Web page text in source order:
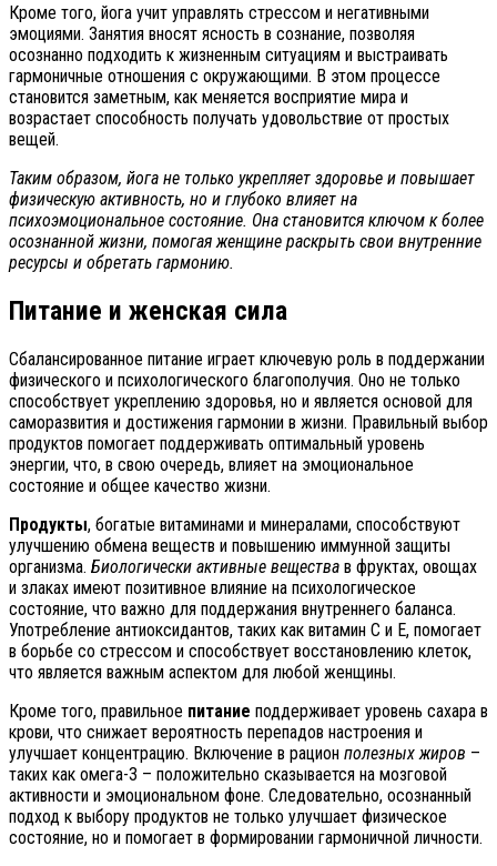
Кроме того, йога учит управлять стрессом и негативными
эмоциями. Занятия вносят ясность в сознание, позволяя
осознанно подходить к жизненным ситуациям и выстраивать
гармоничные отношения с окружающими. В этом процессе
становится заметным, как меняется восприятие мира и
возрастает способность получать удовольствие от простых
вещей.
Таким образом, йога не только укрепляет здоровье и повышает
физическую активность, но и глубоко влияет на
психоэмоциональное состояние. Она становится ключом к более
осознанной жизни, помогая женщине раскрыть свои внутренние
ресурсы и обретать гармонию.
Питание и женская сила
Сбалансированное питание играет ключевую роль в поддержании
физического и психологического благополучия. Оно не только
способствует укреплению здоровья, но и является основой для
саморазвития и достижения гармонии в жизни. Правильный выбор
продуктов помогает поддерживать оптимальный уровень
энергии, что, в свою очередь, влияет на эмоциональное
состояние и общее качество жизни.
Продукты, богатые витаминами и минералами, способствуют
улучшению обмена веществ и повышению иммунной защиты
организма. Биологически активные вещества в фруктах, овощах
и злаках имеют позитивное влияние на психологическое
состояние, что важно для поддержания внутреннего баланса.
Употребление антиоксидантов, таких как витамин C и E, помогает
в борьбе со стрессом и способствует восстановлению клеток,
что является важным аспектом для любой женщины.
Кроме того, правильное питание поддерживает уровень сахара в
крови, что снижает вероятность перепадов настроения и
улучшает концентрацию. Включение в рацион полезных жиров –
таких как омега-3 – положительно сказывается на мозговой
активности и эмоциональном фоне. Следовательно, осознанный
подход к выбору продуктов не только улучшает физическое
состояние, но и помогает в формировании гармоничной личности.